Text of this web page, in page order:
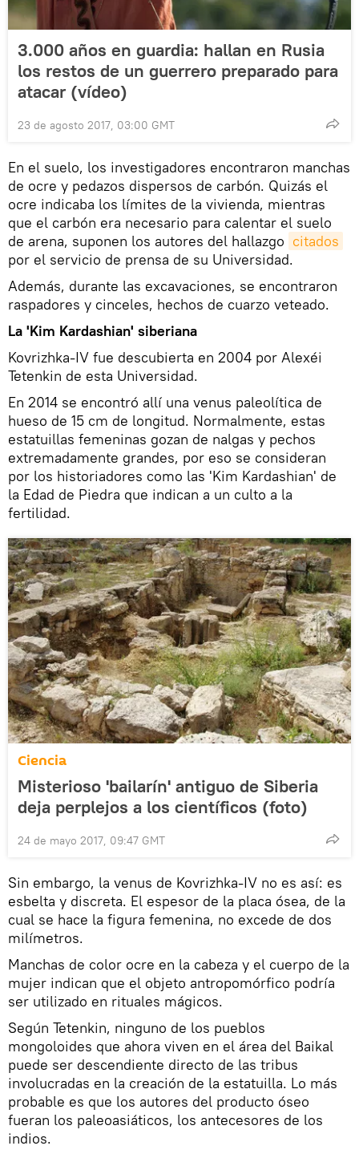
3.000 años en guardia: hallan en Rusia
los restos de un guerrero preparado para
atacar (vídeo)
23 de agosto 2017, 03:00 GMT
En el suelo, los investigadores encontraron manchas
de ocre y pedazos dispersos de carbón. Quizás el
ocre indicaba los límites de la vivienda, mientras
que el carbón era necesario para calentar el suelo
de arena, suponen los autores del hallazgo citados
por el servicio de prensa de su Universidad.
Además, durante las excavaciones, se encontraron
raspadores y cinceles, hechos de cuarzo veteado.
La 'Kim Kardashian' siberiana
Kovrizhka-IV fue descubierta en 2004 por Alexéi
Tetenkin de esta Universidad.
En 2014 se encontró allí una venus paleolítica de
hueso de 15 cm de longitud. Normalmente, estas
estatuillas femeninas gozan de nalgas y pechos
extremadamente grandes, por eso se consideran
por los historiadores como las 'Kim Kardashian' de
la Edad de Piedra que indican a un culto a la
fertilidad.
Ciencia
Misterioso 'bailarín' antiguo de Siberia
deja perplejos a los científicos (foto)
24 de mayo 2017, 09:47 GMT
Sin embargo, la venus de Kovrizhka-IV no es así: es
esbelta y discreta. El espesor de la placa ósea, de la
cual se hace la figura femenina, no excede de dos
milímetros.
Manchas de color ocre en la cabeza y el cuerpo de la
mujer indican que el objeto antropomórfico podría
ser utilizado en rituales mágicos.
Según Tetenkin, ninguno de los pueblos
mongoloides que ahora viven en el área del Baikal
puede ser descendiente directo de las tribus
involucradas en la creación de la estatuilla. Lo más
probable es que los autores del producto óseo
fueran los paleoasiáticos, los antecesores de los
indios.